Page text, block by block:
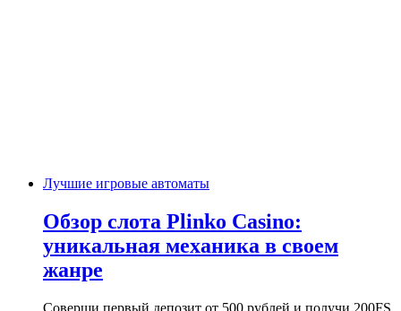
Лучшие игровые автоматы
Обзор слота Plinko Casino:
уникальная механика в своем
жанре
Соверши первый депозит от 500 рублей и получи 200FS